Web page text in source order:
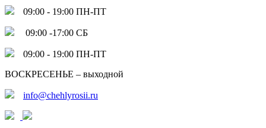
09:00 - 19:00 ПН-ПТ
09:00 -17:00 СБ
09:00 - 19:00 ПН-ПТ
ВОСКРЕСЕНЬЕ – выходной
info@chehlyrosii.ru